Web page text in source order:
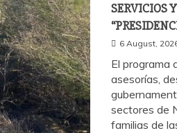
SERVICIOS
6 August,
El programa
asesorías,
sectores de
familias de